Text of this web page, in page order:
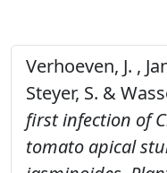
Verhoeven, J. ,
Steyer, S. &
first infection of
tomato apical